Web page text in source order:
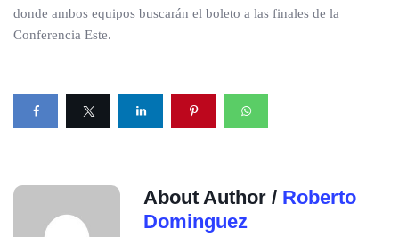
donde ambos equipos buscarán el boleto a las finales de la
Conferencia Este.
About Author / Roberto
Dominguez